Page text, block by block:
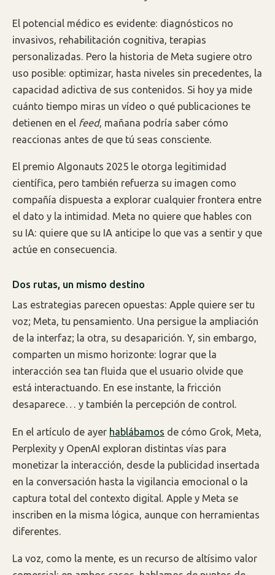
El potencial médico es evidente: diagnósticos no
invasivos, rehabilitación cognitiva, terapias
personalizadas. Pero la historia de Meta sugiere otro
uso posible: optimizar, hasta niveles sin precedentes, la
capacidad adictiva de sus contenidos. Si hoy ya mide
cuánto tiempo miras un vídeo o qué publicaciones te
detienen en el feed, mañana podría saber cómo
reaccionas antes de que tú seas consciente.
El premio Algonauts 2025 le otorga legitimidad
científica, pero también refuerza su imagen como
compañía dispuesta a explorar cualquier frontera entre
el dato y la intimidad. Meta no quiere que hables con
su IA: quiere que su IA anticipe lo que vas a sentir y que
actúe en consecuencia.
Dos rutas, un mismo destino
Las estrategias parecen opuestas: Apple quiere ser tu
voz; Meta, tu pensamiento. Una persigue la ampliación
de la interfaz; la otra, su desaparición. Y, sin embargo,
comparten un mismo horizonte: lograr que la
interacción sea tan fluida que el usuario olvide que
está interactuando. En ese instante, la fricción
desaparece… y también la percepción de control.
En el artículo de ayer hablábamos de cómo Grok, Meta,
Perplexity y OpenAI exploran distintas vías para
monetizar la interacción, desde la publicidad insertada
en la conversación hasta la vigilancia emocional o la
captura total del contexto digital. Apple y Meta se
inscriben en la misma lógica, aunque con herramientas
diferentes.
La voz, como la mente, es un recurso de altísimo valor